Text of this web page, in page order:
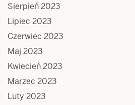
Sierpień 2023
Lipiec 2023
Czerwiec 2023
Maj 2023
Kwiecień 2023
Marzec 2023
Luty 2023